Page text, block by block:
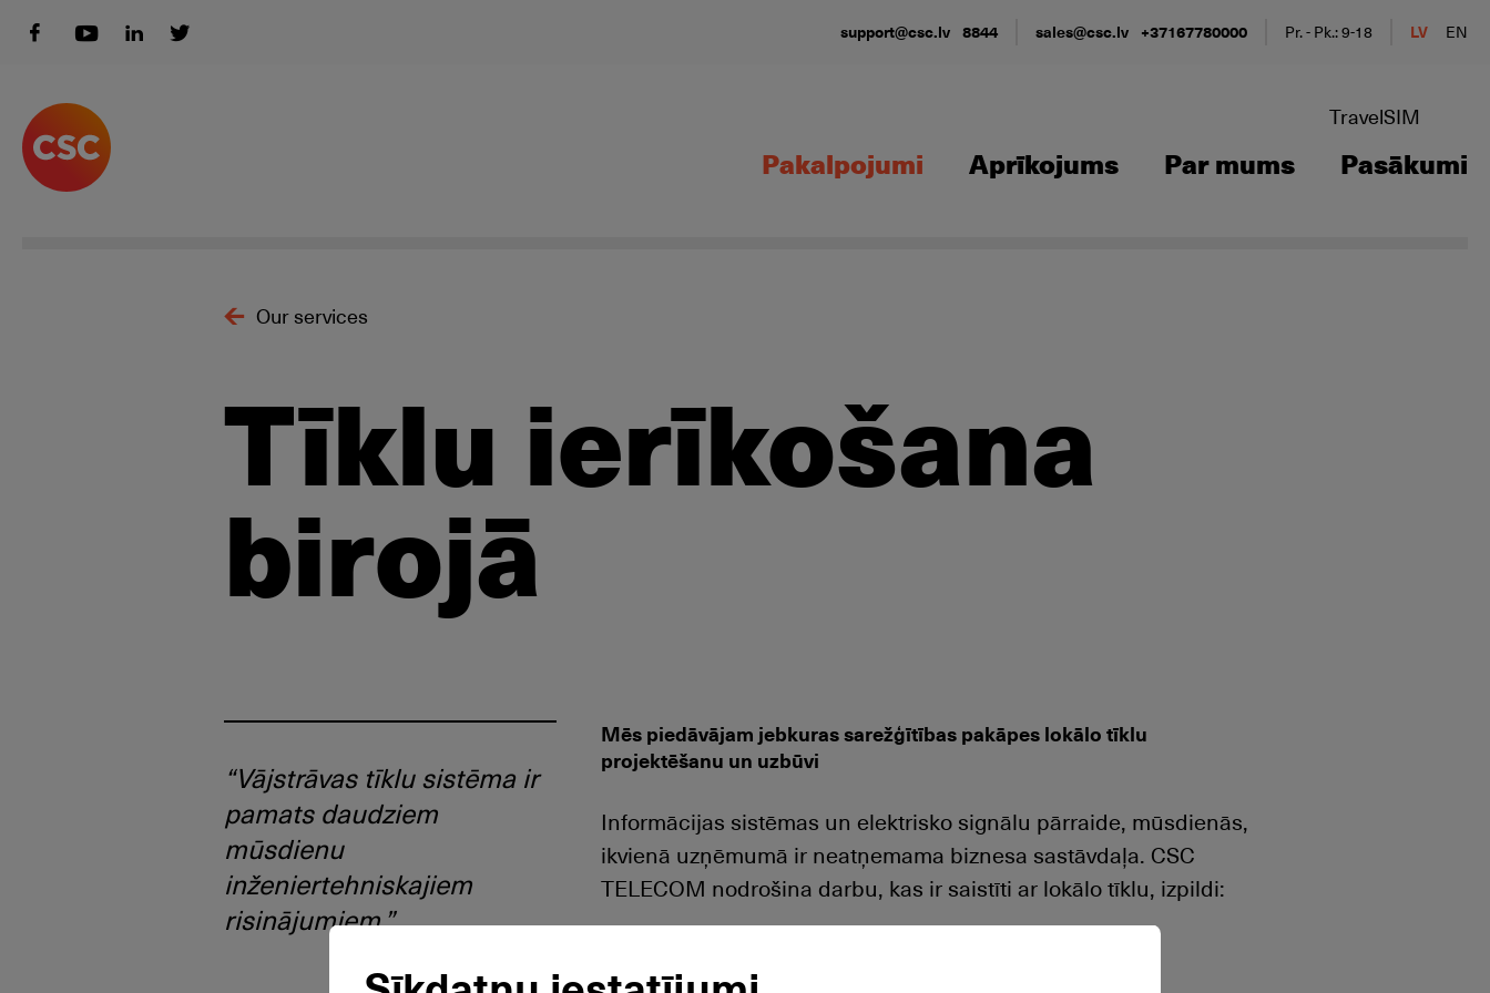
support@csc.lv 8844 sales@csc.lv +37167780000 Pr. - Pk.: 9-18 LV EN
TravelSIM
Pakalpojumi Aprīkojums Par mums Pasākumi
Our services
Tīklu ierīkošana
birojā
“Vājstrāvas tīklu sistēma ir
pamats daudziem
mūsdienu
inženiertehniskajiem
risinājumiem.”
Mēs piedāvājam jebkuras sarežģītības pakāpes lokālo tīklu
projektēšanu un uzbūvi
Informācijas sistēmas un elektrisko signālu pārraide, mūsdienās,
ikvienā uzņēmumā ir neatņemama biznesa sastāvdaļa. CSC
TELECOM nodrošina darbu, kas ir saistīti ar lokālo tīklu, izpildi: